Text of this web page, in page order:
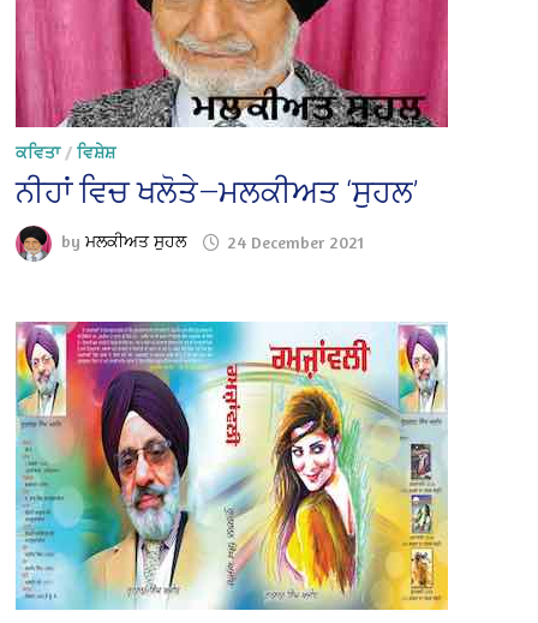
ਕਵਿਤਾ/ਵਿਸ਼ੇਸ਼
ਨੀਹਾਂ ਵਿਚ ਖਲੋਤੇ—ਮਲਕੀਅਤ ‘ਸੁਹਲ’
byਮਲਕੀਅਤ ਸੁਹਲ 24 December 2021